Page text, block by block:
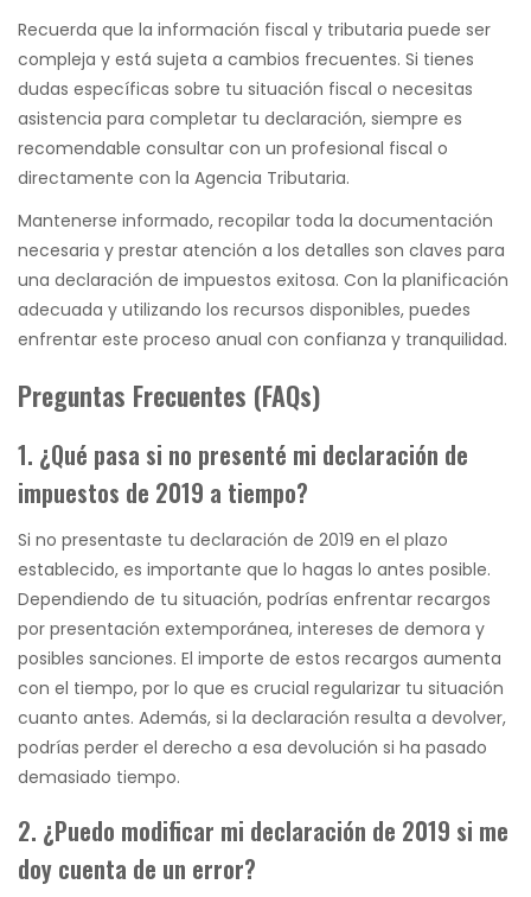
Recuerda que la información fiscal y tributaria puede ser
compleja y está sujeta a cambios frecuentes. Si tienes
dudas específicas sobre tu situación fiscal o necesitas
asistencia para completar tu declaración, siempre es
recomendable consultar con un profesional fiscal o
directamente con la Agencia Tributaria.
Mantenerse informado, recopilar toda la documentación
necesaria y prestar atención a los detalles son claves para
una declaración de impuestos exitosa. Con la planificación
adecuada y utilizando los recursos disponibles, puedes
enfrentar este proceso anual con confianza y tranquilidad.
Preguntas Frecuentes (FAQs)
1. ¿Qué pasa si no presenté mi declaración de
impuestos de 2019 a tiempo?
Si no presentaste tu declaración de 2019 en el plazo
establecido, es importante que lo hagas lo antes posible.
Dependiendo de tu situación, podrías enfrentar recargos
por presentación extemporánea, intereses de demora y
posibles sanciones. El importe de estos recargos aumenta
con el tiempo, por lo que es crucial regularizar tu situación
cuanto antes. Además, si la declaración resulta a devolver,
podrías perder el derecho a esa devolución si ha pasado
demasiado tiempo.
2. ¿Puedo modificar mi declaración de 2019 si me
doy cuenta de un error?